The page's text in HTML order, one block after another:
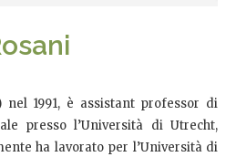
nel 1991, è assistant professor di
presso l’Università di Utrecht,
ha lavorato per l’Università di